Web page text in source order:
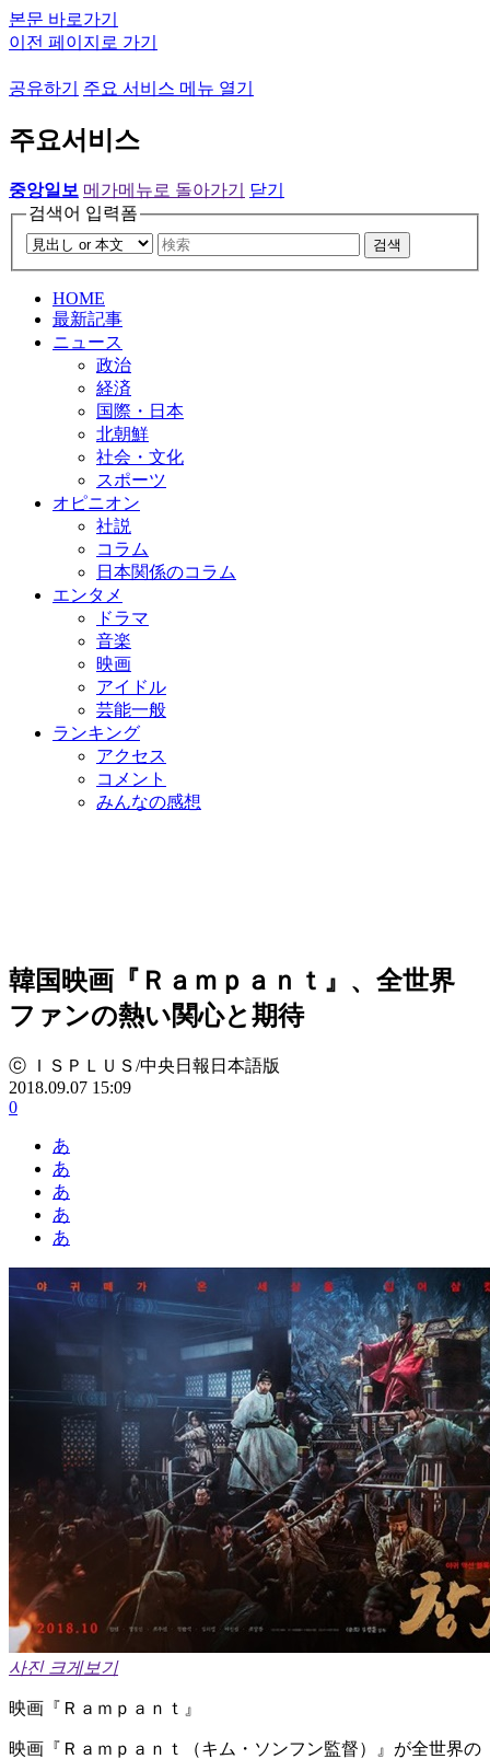
본문 바로가기
이전 페이지로 가기
공유하기 주요 서비스 메뉴 열기
주요서비스
중앙일보 메가메뉴로 돌아가기
닫기
검색어 입력폼
검색
HOME
最新記事
ニュース
政治
経済
国際・日本
北朝鮮
社会・文化
スポーツ
オピニオン
社説
コラム
日本関係のコラム
エンタメ
ドラマ
音楽
映画
アイドル
芸能一般
ランキング
アクセス
コメント
みんなの感想
韓国映画『Ｒａｍｐａｎｔ』、全世界
ファンの熱い関心と期待
ⓒ ＩＳＰＬＵＳ/中央日報日本語版
2018.09.07 15:09
0
あ
あ
あ
あ
あ
사진 크게보기
映画『Ｒａｍｐａｎｔ』
映画『Ｒａｍｐａｎｔ（キム・ソンフン監督）』が全世界の